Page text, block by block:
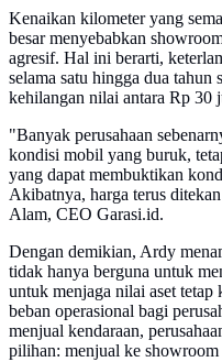
Kenaikan kilometer yang
besar menyebabkan
agresif. Hal ini berarti,
selama satu hingga dua tahun
kehilangan nilai antara Rp 30
"Banyak perusahaan
kondisi mobil yang buruk,
yang dapat membuktikan
Akibatnya, harga terus
Alam, CEO Garasi.id.
Dengan demikian, Ardy
tidak hanya berguna untuk
untuk menjaga nilai aset
beban operasional bagi
menjual kendaraan,
pilihan: menjual ke showroom